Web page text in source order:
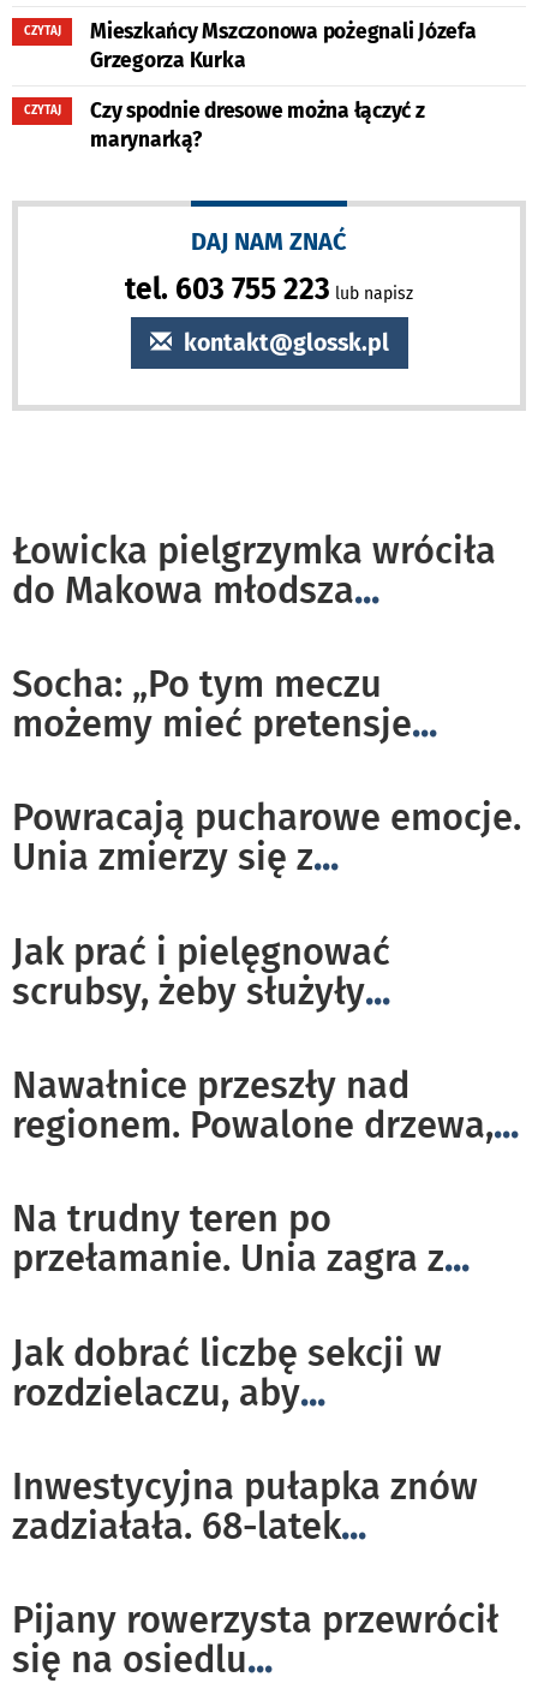
CZYTAJ
Mieszkańcy Mszczonowa pożegnali Józefa
Grzegorza Kurka
CZYTAJ
Czy spodnie dresowe można łączyć z
marynarką?
DAJ NAM ZNAĆ
tel. 603 755 223 lub napisz
kontakt@glossk.pl
Łowicka pielgrzymka wróciła
do Makowa młodsza...
Socha: „Po tym meczu
możemy mieć pretensje...
Powracają pucharowe emocje.
Unia zmierzy się z...
Jak prać i pielęgnować
scrubsy, żeby służyły...
Nawałnice przeszły nad
regionem. Powalone drzewa,...
Na trudny teren po
przełamanie. Unia zagra z...
Jak dobrać liczbę sekcji w
rozdzielaczu, aby...
Inwestycyjna pułapka znów
zadziałała. 68-latek...
Pijany rowerzysta przewrócił
się na osiedlu...